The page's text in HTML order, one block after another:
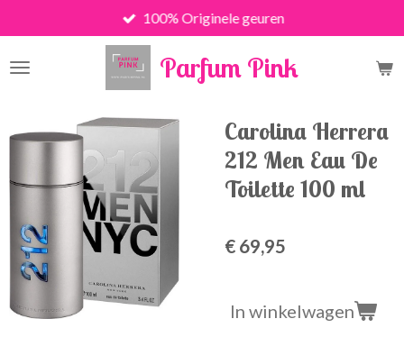
direct
naar
Parfum Pink
100% Originele geuren
Carolina Herrera
212 Men Eau De
Toilette 100 ml
€ 69,95
In winkelwagen